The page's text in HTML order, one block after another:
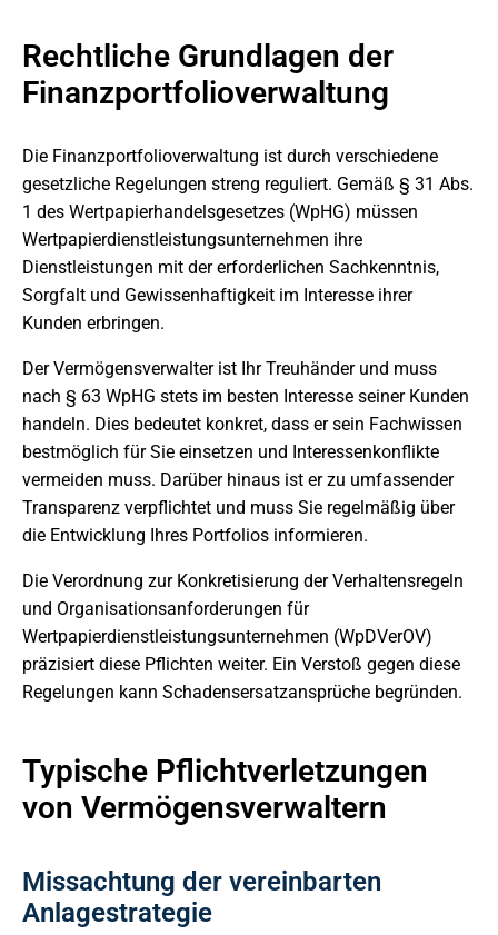
Rechtliche Grundlagen der
Finanzportfolioverwaltung
Die Finanzportfolioverwaltung ist durch verschiedene
gesetzliche Regelungen streng reguliert. Gemäß § 31 Abs.
1 des Wertpapierhandelsgesetzes (WpHG) müssen
Wertpapierdienstleistungsunternehmen ihre
Dienstleistungen mit der erforderlichen Sachkenntnis,
Sorgfalt und Gewissenhaftigkeit im Interesse ihrer
Kunden erbringen.
Der Vermögensverwalter ist Ihr Treuhänder und muss
nach § 63 WpHG stets im besten Interesse seiner Kunden
handeln. Dies bedeutet konkret, dass er sein Fachwissen
bestmöglich für Sie einsetzen und Interessenkonflikte
vermeiden muss. Darüber hinaus ist er zu umfassender
Transparenz verpflichtet und muss Sie regelmäßig über
die Entwicklung Ihres Portfolios informieren.
Die Verordnung zur Konkretisierung der Verhaltensregeln
und Organisationsanforderungen für
Wertpapierdienstleistungsunternehmen (WpDVerOV)
präzisiert diese Pflichten weiter. Ein Verstoß gegen diese
Regelungen kann Schadensersatzansprüche begründen.
Typische Pflichtverletzungen
von Vermögensverwaltern
Missachtung der vereinbarten
Anlagestrategie